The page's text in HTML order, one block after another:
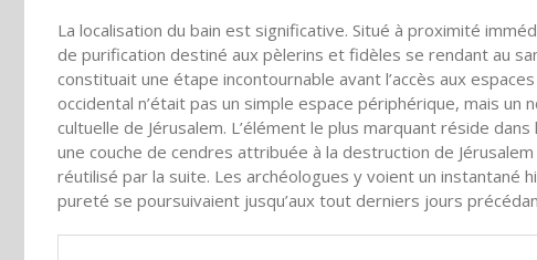
La localisation du bain est significative. Situé à proximité
de purification destiné aux pèlerins et fidèles se rendant au
constituait une étape incontournable avant l’accès aux
occidental n’était pas un simple espace périphérique, mais
cultuelle de Jérusalem. L’élément le plus marquant réside
une couche de cendres attribuée à la destruction de
réutilisé par la suite. Les archéologues y voient un
pureté se poursuivaient jusqu’aux tout derniers jours